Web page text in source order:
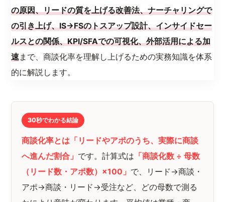
の原因、リードの質を上げる改善法、ナーチャリングで
の引き上げ、IS→FSのトスアップ設計、インサイドセー
ルスとの関係、KPI/SFAでの可視化、外部活用による加
速まで、商談化率を理解し上げるための実務知識を体系
的に解説します。
30秒でわかる結論
商談化率とは「リードやアポのうち、実際に商談
へ進んだ割合」 です。計算式は 「商談化数 ÷ 母数
（リード数・アポ数）×100」 で、リード→商談・
アポ→商談・リード→受注など、どの母数で測る